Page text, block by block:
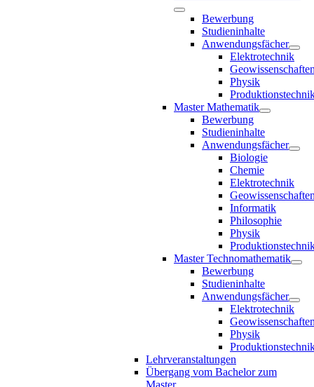
Bewerbung
Studieninhalte
Anwendungsfächer
Elektrotechnik
Physik
Master Mathematik
Bewerbung
Studieninhalte
Anwendungsfächer
Biologie
Chemie
Elektrotechnik
Informatik
Philosophie
Physik
Master Technomathematik
Bewerbung
Studieninhalte
Anwendungsfächer
Elektrotechnik
Physik
Lehrveranstaltungen
Übergang vom Bachelor zum
Master